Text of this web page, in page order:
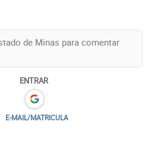
ENTRAR
E-MAIL/MATRICULA